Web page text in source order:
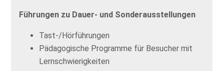
Führungen zu Dauer- und Sonderausstellungen
Tast-/Hörführungen
Pädagogische Programme für Besucher mit
Lernschwierigkeiten